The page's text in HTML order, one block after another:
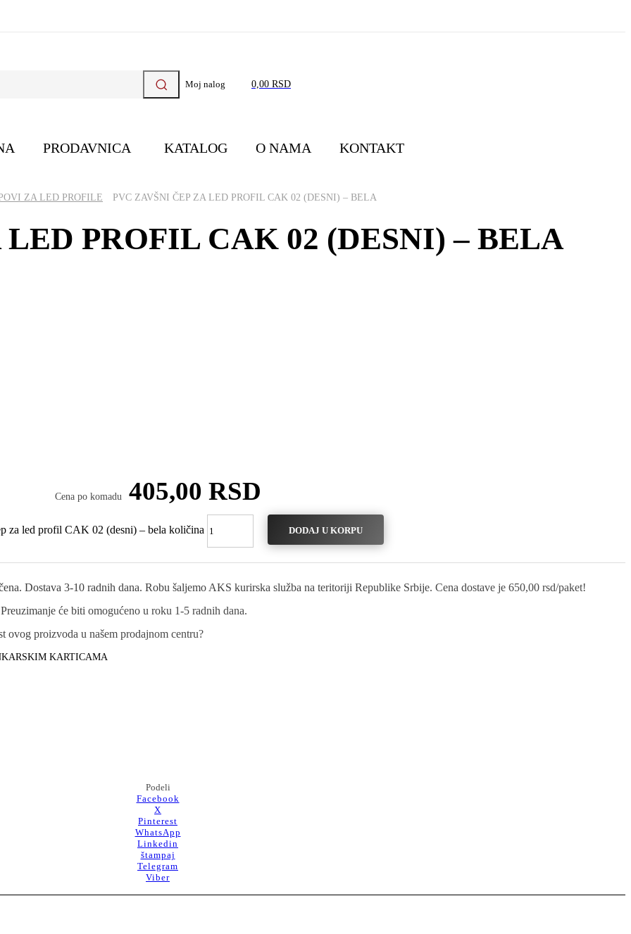
Moj nalog 0,00 RSD
PRODAVNICA KATALOG O NAMA KONTAKT
ZA LED PROFILE PVC ZAVŠNI ČEP ZA LED PROFIL CAK 02 (DESNI) – BELA
PROFIL CAK 02 (DESNI) – BELA
Cena po komadu 405,00 RSD
za led profil CAK 02 (desni) – bela količina DODAJ U KORPU
Dostava 3-10 radnih dana. Robu šaljemo AKS kurirska služba na teritoriji Republike Srbije. Cena dostave je 650,00 rsd/paket!
će biti omogućeno u roku 1-5 radnih dana.
ovog proizvoda u našem prodajnom centru?
KARTICAMA
Podeli
Facebook
X
Pinterest
WhatsApp
Linkedin
štampaj
Telegram
Viber